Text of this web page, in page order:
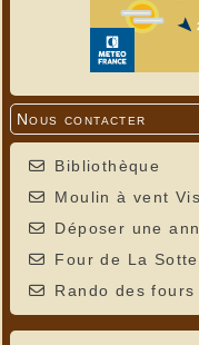
Nous contacter
Bibliothèque
Moulin à vent
Déposer une
Four de La Sotte
Rando des